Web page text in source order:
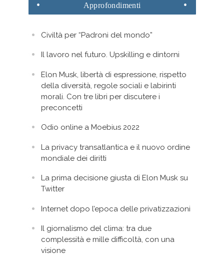
Approfondimenti
Civiltà per “Padroni del mondo”
Il lavoro nel futuro. Upskilling e dintorni
Elon Musk, libertà di espressione, rispetto
della diversità, regole sociali e labirinti
morali. Con tre libri per discutere i
preconcetti
Odio online a Moebius 2022
La privacy transatlantica e il nuovo ordine
mondiale dei diritti
La prima decisione giusta di Elon Musk su
Twitter
Internet dopo l’epoca delle privatizzazioni
Il giornalismo del clima: tra due
complessità e mille difficoltà, con una
visione